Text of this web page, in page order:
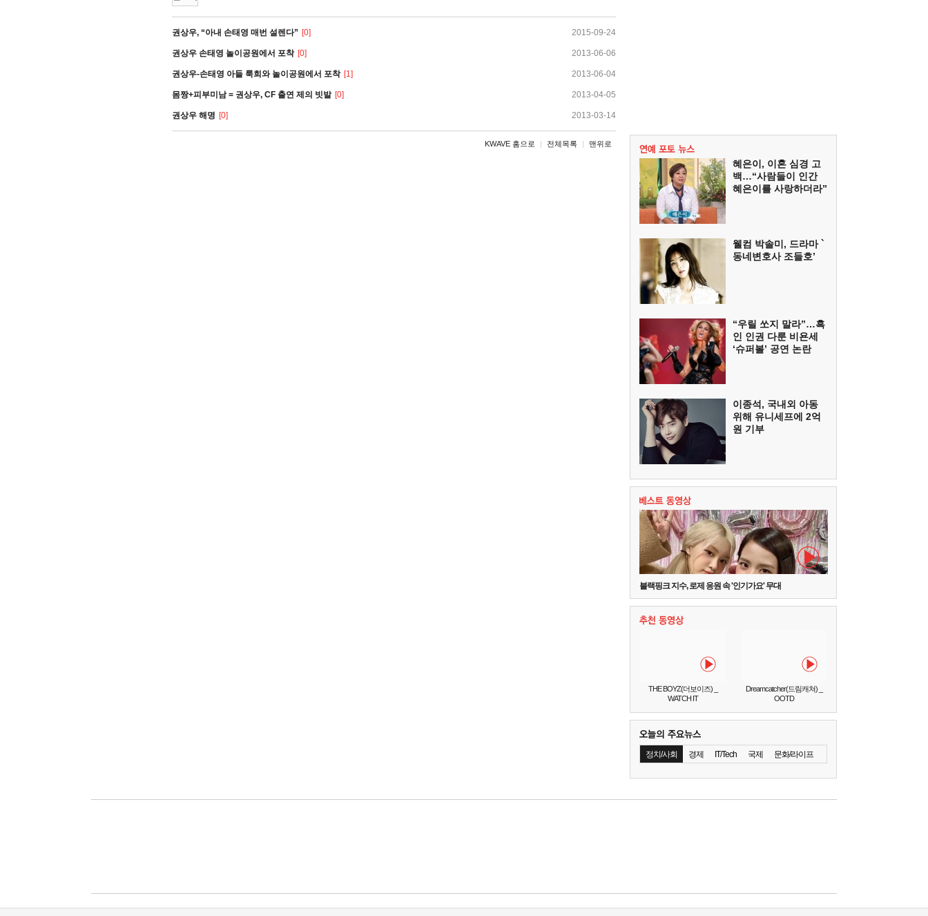
권상우, “아내 손태영 매번 설렌다” [0] 2015-09-24
권상우 손태영 놀이공원에서 포착 [0] 2013-06-06
권상우-손태영 아들 룩희와 놀이공원에서 포착 [1] 2013-06-04
몸짱+피부미남 = 권상우, CF 출연 제의 빗발 [0] 2013-04-05
권상우 해명 [0] 2013-03-14
KWAVE 홈으로 | 전체목록 | 맨위로
혜은이, 이혼 심경 고
백…“사람들이 인간
혜은이를 사랑하더라”
웰컴 박솔미, 드라마 `
동네변호사 조들호’
“우릴 쏘지 말라”…흑
인 인권 다룬 비욘세
‘슈퍼볼’ 공연 논란
이종석, 국내외 아동
위해 유니세프에 2억
원 기부
블랙핑크 지수, 로제 응원 속 '인기가요' 무대
THE BOYZ(더보이즈) _
WATCH IT
Dreamcatcher(드림캐쳐) _
OOTD
정치/사회 경제 IT/Tech 국제 문화/라이프